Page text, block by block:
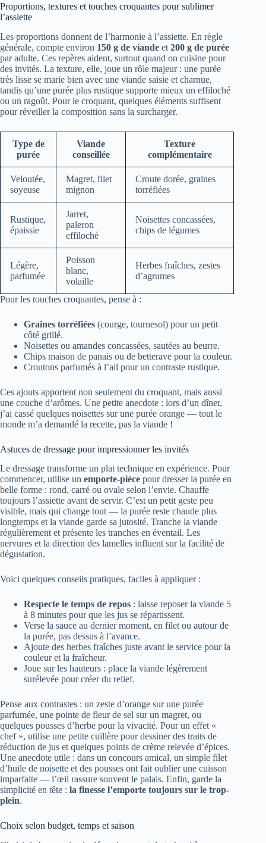
Proportions, textures et touches croquantes pour sublimer
l’assiette
Les proportions donnent de l’harmonie à l’assiette. En règle
générale, compte environ 150 g de viande et 200 g de purée
par adulte. Ces repères aident, surtout quand on cuisine pour
des invités. La texture, elle, joue un rôle majeur : une purée
très lisse se marie bien avec une viande saisie et charnue,
tandis qu’une purée plus rustique supporte mieux un effiloché
ou un ragoût. Pour le croquant, quelques éléments suffisent
pour réveiller la composition sans la surcharger.
Type de
purée
Viande
conseillée
Texture
complémentaire
Veloutée,
soyeuse
Magret, filet
mignon
Croute dorée, graines
torréfiées
Rustique,
épaissie
Jarret,
paleron
effiloché
Noisettes concassées,
chips de légumes
Légère,
parfumée
Poisson
blanc,
volaille
Herbes fraîches, zestes
d’agrumes
Pour les touches croquantes, pense à :
Graines torréfiées (courge, tournesol) pour un petit
côté grillé.
Noisettes ou amandes concassées, sautées au beurre.
Chips maison de panais ou de betterave pour la couleur.
Croutons parfumés à l’ail pour un contraste rustique.
Ces ajouts apportent non seulement du croquant, mais aussi
une couche d’arômes. Une petite anecdote : lors d’un dîner,
j’ai cassé quelques noisettes sur une purée orange — tout le
monde m’a demandé la recette, pas la viande !
Astuces de dressage pour impressionner les invités
Le dressage transforme un plat technique en expérience. Pour
commencer, utilise un emporte-pièce pour dresser la purée en
belle forme : rond, carré ou ovale selon l’envie. Chauffe
toujours l’assiette avant de servir. C’est un petit geste peu
visible, mais qui change tout — la purée reste chaude plus
longtemps et la viande garde sa jutosité. Tranche la viande
régulièrement et présente les tranches en éventail. Les
nervures et la direction des lamelles influent sur la facilité de
dégustation.
Voici quelques conseils pratiques, faciles à appliquer :
Respecte le temps de repos : laisse reposer la viande 5
à 8 minutes pour que les jus se répartissent.
Verse la sauce au dernier moment, en filet ou autour de
la purée, pas dessus à l’avance.
Ajoute des herbes fraîches juste avant le service pour la
couleur et la fraîcheur.
Joue sur les hauteurs : place la viande légèrement
surélevée pour créer du relief.
Pense aux contrastes : un zeste d’orange sur une purée
parfumée, une pointe de fleur de sel sur un magret, ou
quelques pousses d’herbe pour la vivacité. Pour un effet «
chef », utilise une petite cuillère pour dessiner des traits de
réduction de jus et quelques points de crème relevée d’épices.
Une anecdote utile : dans un concours amical, un simple filet
d’huile de noisette et des pousses ont fait oublier une cuisson
imparfaite — l’œil rassure souvent le palais. Enfin, garde la
simplicité en tête : la finesse l’emporte toujours sur le trop-
plein.
Choix selon budget, temps et saison